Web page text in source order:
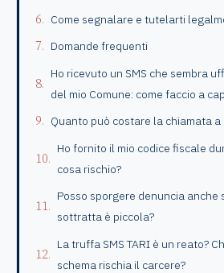
Come segnalare e tutelarti
Domande frequenti
Ho ricevuto un SMS che sembra
del mio Comune: come faccio a
Quanto può costare la chiamata a
Ho fornito il mio codice fiscale
cosa rischio?
Posso sporgere denuncia anche
sottratta è piccola?
La truffa SMS TARI è un reato?
schema rischia il carcere?